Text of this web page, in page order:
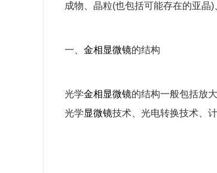
成物、晶粒(也包括可能存在的亚晶
一、 金相显微镜的结构
光学金相显微镜的结构一般包括放
光学显微镜技术、光电转换技术、